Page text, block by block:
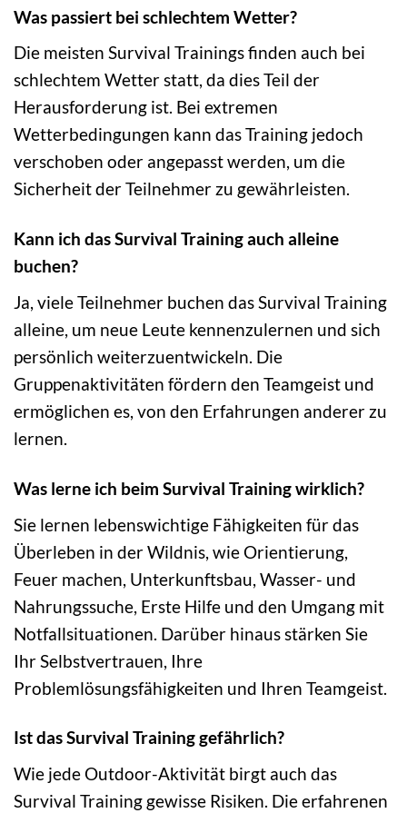
Was passiert bei schlechtem Wetter?
Die meisten Survival Trainings finden auch bei
schlechtem Wetter statt, da dies Teil der
Herausforderung ist. Bei extremen
Wetterbedingungen kann das Training jedoch
verschoben oder angepasst werden, um die
Sicherheit der Teilnehmer zu gewährleisten.
Kann ich das Survival Training auch alleine
buchen?
Ja, viele Teilnehmer buchen das Survival Training
alleine, um neue Leute kennenzulernen und sich
persönlich weiterzuentwickeln. Die
Gruppenaktivitäten fördern den Teamgeist und
ermöglichen es, von den Erfahrungen anderer zu
lernen.
Was lerne ich beim Survival Training wirklich?
Sie lernen lebenswichtige Fähigkeiten für das
Überleben in der Wildnis, wie Orientierung,
Feuer machen, Unterkunftsbau, Wasser- und
Nahrungssuche, Erste Hilfe und den Umgang mit
Notfallsituationen. Darüber hinaus stärken Sie
Ihr Selbstvertrauen, Ihre
Problemlösungsfähigkeiten und Ihren Teamgeist.
Ist das Survival Training gefährlich?
Wie jede Outdoor-Aktivität birgt auch das
Survival Training gewisse Risiken. Die erfahrenen